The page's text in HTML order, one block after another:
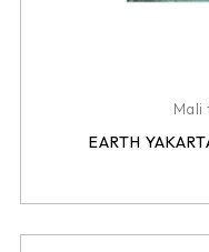
Mali
EARTH